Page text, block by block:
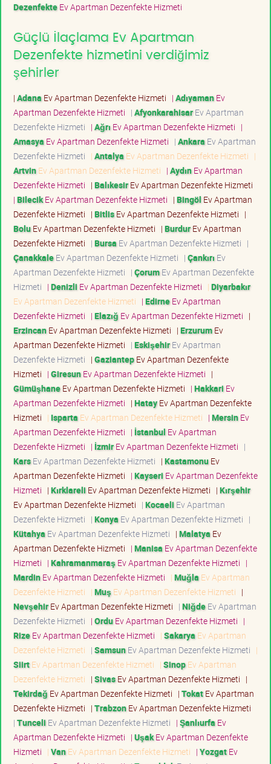
DezenfekteEv Apartman Dezenfekte Hizmeti
Güçlü İlaçlama Ev Apartman
Dezenfekte hizmetini verdiğimiz
şehirler
| Adana Ev Apartman Dezenfekte Hizmeti | AdıyamanEv
Apartman Dezenfekte Hizmeti | AfyonkarahisarEv Apartman
Dezenfekte Hizmeti | Ağrı Ev Apartman Dezenfekte Hizmeti |
Amasya Ev Apartman Dezenfekte Hizmeti | Ankara Ev Apartman
Dezenfekte Hizmeti | Antalya Ev Apartman Dezenfekte Hizmeti |
ArtvinEv Apartman Dezenfekte Hizmeti | AydınEv Apartman
Dezenfekte Hizmeti | BalıkesirEv Apartman Dezenfekte Hizmeti
| BilecikEv Apartman Dezenfekte Hizmeti | Bingöl Ev Apartman
Dezenfekte Hizmeti | BitlisEv Apartman Dezenfekte Hizmeti |
BoluEv Apartman Dezenfekte Hizmeti | BurdurEv Apartman
Dezenfekte Hizmeti | Bursa Ev Apartman Dezenfekte Hizmeti |
ÇanakkaleEv Apartman Dezenfekte Hizmeti | Çankırı Ev
Apartman Dezenfekte Hizmeti | ÇorumEv Apartman Dezenfekte
Hizmeti | Denizli Ev Apartman Dezenfekte Hizmeti | Diyarbakır
Ev Apartman Dezenfekte Hizmeti | EdirneEv Apartman
Dezenfekte Hizmeti | Elazığ Ev Apartman Dezenfekte Hizmeti |
ErzincanEv Apartman Dezenfekte Hizmeti | ErzurumEv
Apartman Dezenfekte Hizmeti | EskişehirEv Apartman
Dezenfekte Hizmeti | GaziantepEv Apartman Dezenfekte
Hizmeti | GiresunEv Apartman Dezenfekte Hizmeti |
GümüşhaneEv Apartman Dezenfekte Hizmeti | Hakkari Ev
Apartman Dezenfekte Hizmeti | HatayEv Apartman Dezenfekte
Hizmeti | Isparta Ev Apartman Dezenfekte Hizmeti | MersinEv
Apartman Dezenfekte Hizmeti | İstanbul Ev Apartman
Dezenfekte Hizmeti | İzmirEv Apartman Dezenfekte Hizmeti |
KarsEv Apartman Dezenfekte Hizmeti | KastamonuEv
Apartman Dezenfekte Hizmeti | Kayseri Ev Apartman Dezenfekte
Hizmeti | Kırklareli Ev Apartman Dezenfekte Hizmeti | Kırşehir
Ev Apartman Dezenfekte Hizmeti | Kocaeli Ev Apartman
Dezenfekte Hizmeti | Konya Ev Apartman Dezenfekte Hizmeti |
Kütahya Ev Apartman Dezenfekte Hizmeti | Malatya Ev
Apartman Dezenfekte Hizmeti | Manisa Ev Apartman Dezenfekte
Hizmeti | Kahramanmaraş Ev Apartman Dezenfekte Hizmeti |
MardinEv Apartman Dezenfekte Hizmeti | Muğla Ev Apartman
Dezenfekte Hizmeti | Muş Ev Apartman Dezenfekte Hizmeti |
NevşehirEv Apartman Dezenfekte Hizmeti | NiğdeEv Apartman
Dezenfekte Hizmeti | OrduEv Apartman Dezenfekte Hizmeti |
RizeEv Apartman Dezenfekte Hizmeti | Sakarya Ev Apartman
Dezenfekte Hizmeti | SamsunEv Apartman Dezenfekte Hizmeti |
SiirtEv Apartman Dezenfekte Hizmeti | SinopEv Apartman
Dezenfekte Hizmeti | SivasEv Apartman Dezenfekte Hizmeti |
Tekirdağ Ev Apartman Dezenfekte Hizmeti | TokatEv Apartman
Dezenfekte Hizmeti | TrabzonEv Apartman Dezenfekte Hizmeti
| Tunceli Ev Apartman Dezenfekte Hizmeti | Şanlıurfa Ev
Apartman Dezenfekte Hizmeti | UşakEv Apartman Dezenfekte
Hizmeti | VanEv Apartman Dezenfekte Hizmeti | YozgatEv